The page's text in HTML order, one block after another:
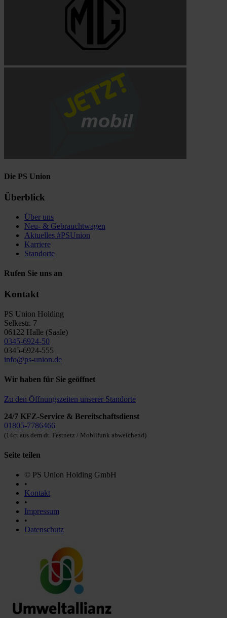
Die PS Union
Überblick
Über uns
Neu- & Gebrauchtwagen
Aktuelles #PSUnion
Karriere
Standorte
Rufen Sie uns an
Kontakt
PS Union Holding
Selkestr. 7
06122 Halle (Saale)
0345-6924-50
0345-6924-555
info@ps-union.de
Wir haben für Sie geöffnet
Zu den Öffnungszeiten unserer Standorte
24/7 KFZ-Service & Bereitschaftsdienst
01805-7786466
(14ct aus dem dt. Festnetz / Mobilfunk abweichend)
Seite teilen
© PS Union Holding GmbH
•
Kontakt
•
Impressum
•
Datenschutz